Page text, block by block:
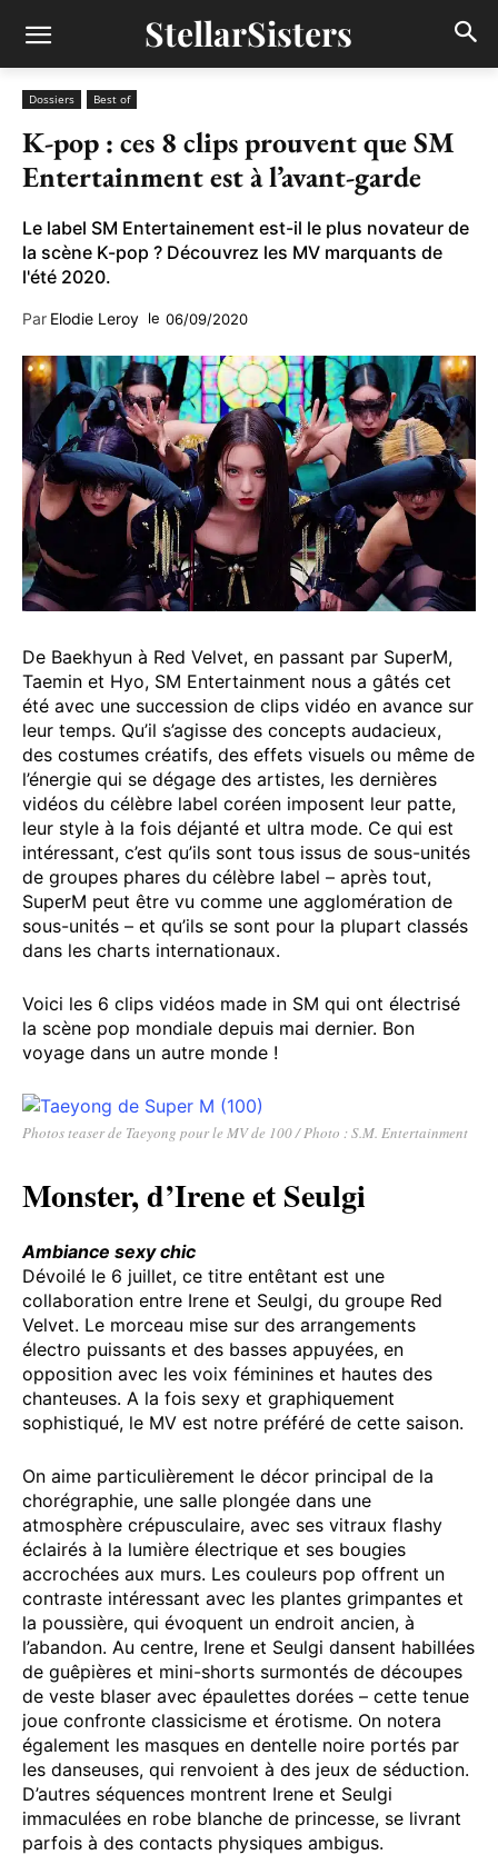
StellarSisters
Dossiers Best of
K-pop : ces 8 clips prouvent que SM
Entertainment est à l’avant-garde
Le label SM Entertainement est-il le plus novateur de
la scène K-pop ? Découvrez les MV marquants de
l'été 2020.
Par Elodie Leroy le 06/09/2020
De Baekhyun à Red Velvet, en passant par SuperM,
Taemin et Hyo, SM Entertainment nous a gâtés cet
été avec une succession de clips vidéo en avance sur
leur temps. Qu’il s’agisse des concepts audacieux,
des costumes créatifs, des effets visuels ou même de
l’énergie qui se dégage des artistes, les dernières
vidéos du célèbre label coréen imposent leur patte,
leur style à la fois déjanté et ultra mode. Ce qui est
intéressant, c’est qu’ils sont tous issus de sous-unités
de groupes phares du célèbre label – après tout,
SuperM peut être vu comme une agglomération de
sous-unités – et qu’ils se sont pour la plupart classés
dans les charts internationaux.
Voici les 6 clips vidéos made in SM qui ont électrisé
la scène pop mondiale depuis mai dernier. Bon
voyage dans un autre monde !
Photos teaser de Taeyong pour le MV de 100 / Photo : S.M. Entertainment
Monster, d’Irene et Seulgi
Ambiance sexy chic
Dévoilé le 6 juillet, ce titre entêtant est une
collaboration entre Irene et Seulgi, du groupe Red
Velvet. Le morceau mise sur des arrangements
électro puissants et des basses appuyées, en
opposition avec les voix féminines et hautes des
chanteuses. A la fois sexy et graphiquement
sophistiqué, le MV est notre préféré de cette saison.
On aime particulièrement le décor principal de la
chorégraphie, une salle plongée dans une
atmosphère crépusculaire, avec ses vitraux flashy
éclairés à la lumière électrique et ses bougies
accrochées aux murs. Les couleurs pop offrent un
contraste intéressant avec les plantes grimpantes et
la poussière, qui évoquent un endroit ancien, à
l’abandon. Au centre, Irene et Seulgi dansent habillées
de guêpières et mini-shorts surmontés de découpes
de veste blaser avec épaulettes dorées – cette tenue
joue confronte classicisme et érotisme. On notera
également les masques en dentelle noire portés par
les danseuses, qui renvoient à des jeux de séduction.
D’autres séquences montrent Irene et Seulgi
immaculées en robe blanche de princesse, se livrant
parfois à des contacts physiques ambigus.